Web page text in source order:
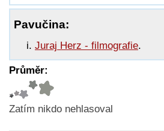
Pavučina:
Juraj Herz - filmografie.
Průměr:
Zatím nikdo nehlasoval